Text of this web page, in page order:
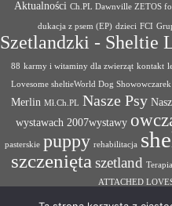
Aktualności Ch.PL Dawnville ZETOS
dukacja z psem (EP) dzieci FCI
Szetlandzki - Sheltie
88 karmy i witaminy dla zwierząt kontakt
Lovesome sheltieWorld Dog
Merlin Mł.Ch.PL Nasze Psy
wystawach 2007wystawy
pasterskie puppy rehabilitacja
szczenięta szetland
ATTACHED